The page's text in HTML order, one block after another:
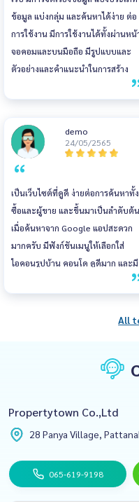
ข้อมูล แบ่งกลุ่ม และค้นหาได้ง่าย ต่อ
การใช้งาน มีการใช้งานได้ทั้งผ่านหน้
จอคอมและบนมือถือ มีรูปแบบและ
ตัวอย่างและคำแนะนำในการสร้าง
ประกาศขาย มีระบบหลังบ้านให้ผู้ขา
ios สะดวกไม่ต้องเปิดคอม จะแก้ไข
จะติดตามประกาศ หาประกาศ ทำได้
สะดวกเหมือนทำผ่านคอม
demo
24/05/2565
เป็นเว็บไซต์ที่ดูดี ง่ายต่อการค้นหาทั้
ซื้อและผู้ขาย และขึ้นมาเป็นลำดับต้
เมื่อค้นหาจาก Google แอปสะดวก
มากครับ มีฟังก์ชันเมนูให้เลือกใส่
ไอคอนรูปบ้าน คอนโด ดูดีมาก และมี
ข่าวสารต่างๆ เกี่ยวกับอสังหาริมทรัพ
All
Propertytown Co.,Ltd
28 Panya Village,
065-619-9198